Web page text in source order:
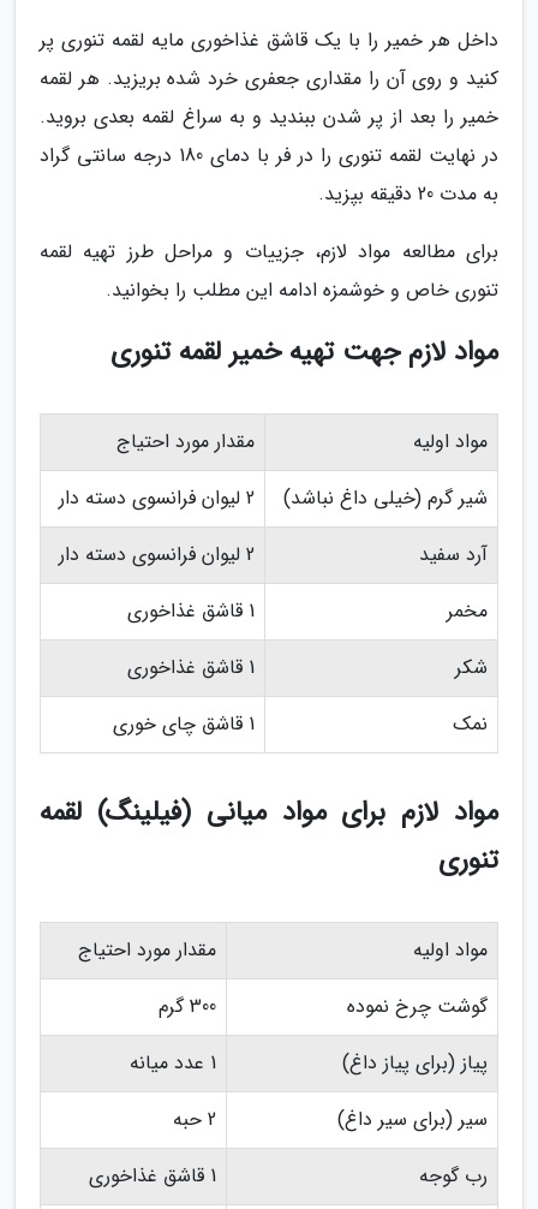
داخل هر خمیر را با یک قاشق غذاخوری مایه لقمه تنوری پر
کنید و روی آن را مقداری جعفری خرد شده بریزید. هر لقمه
خمیر را بعد از پر شدن ببندید و به سراغ لقمه بعدی بروید.
در نهایت لقمه تنوری را در فر با دمای 180 درجه سانتی گراد
به مدت 20 دقیقه بپزید.
برای مطالعه مواد لازم، جزییات و مراحل طرز تهیه لقمه
تنوری خاص و خوشمزه ادامه این مطلب را بخوانید.
مواد لازم جهت تهیه خمیر لقمه تنوری
مواد اولیه
مقدار مورد احتیاج
شیر گرم (خیلی داغ نباشد)
2 لیوان فرانسوی دسته دار
آرد سفید
2 لیوان فرانسوی دسته دار
مخمر
1 قاشق غذاخوری
شکر
1 قاشق غذاخوری
نمک
1 قاشق چای خوری
مواد لازم برای مواد میانی (فیلینگ) لقمه
تنوری
مواد اولیه
مقدار مورد احتیاج
گوشت چرخ نموده
300 گرم
پیاز (برای پیاز داغ)
1 عدد میانه
سیر (برای سیر داغ)
2 حبه
رب گوجه
1 قاشق غذاخوری